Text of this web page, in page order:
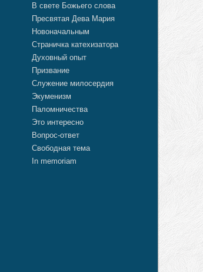
В свете Божьего слова
Пресвятая Дева Мария
Новоначальным
Страничка катехизатора
Духовный опыт
Призвание
Служение милосердия
Экуменизм
Паломничества
Это интересно
Вопрос-ответ
Свободная тема
In memoriam